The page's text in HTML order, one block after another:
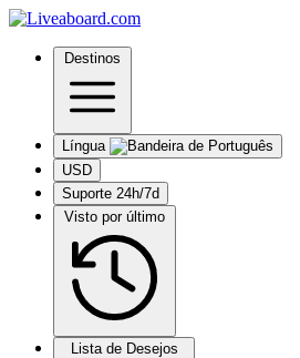
Destinos
Língua
USD
Suporte 24h/7d
Visto por último
Lista de Desejos